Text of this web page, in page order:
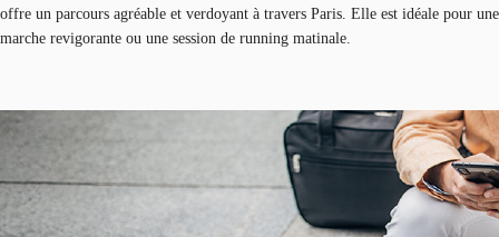
offre un parcours agréable et verdoyant à travers Paris. Elle est idéale pour une
marche revigorante ou une session de running matinale.